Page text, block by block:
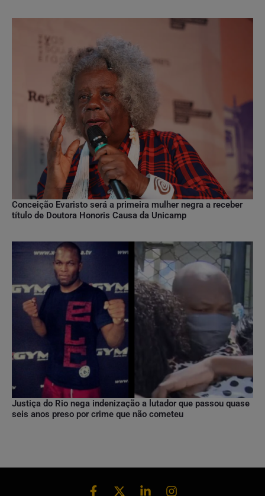
Conceição Evaristo será a primeira mulher negra a receber
título de Doutora Honoris Causa da Unicamp
Justiça do Rio nega indenização a lutador que passou quase
seis anos preso por crime que não cometeu